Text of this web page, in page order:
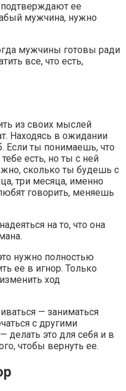
подтверждают ее
мужчина, нужно
мужчины готовы ради
все, что есть,
из своих мыслей
Находясь в ожидании
Если ты понимаешь, что
есть, но ты с ней
сколько ты будешь с
три месяца, именно
говорить, меняешь
на то, что она
нужно полностью
ее в игнор. Только
ход
— заниматься
с другими
делать это для себя и в
чтобы вернуть ее.